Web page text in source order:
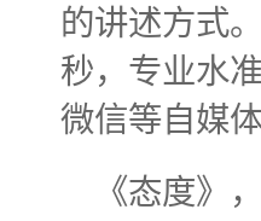
的讲述方式
秒，专业水
微信等自媒
《态度》